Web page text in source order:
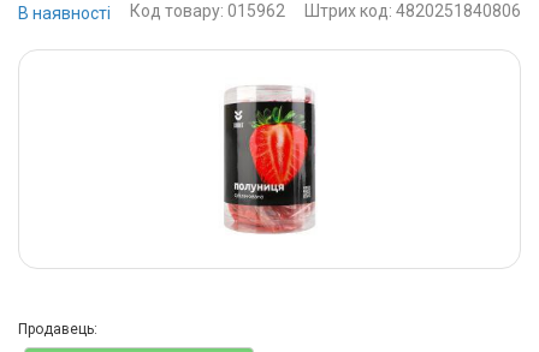
В наявності Код товару: 015962 Штрих код: 4820251840806
Продавець: